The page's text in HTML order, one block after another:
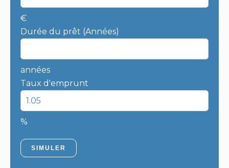
€
Durée du prêt (Années)
années
Taux d'emprunt
%
SIMULER